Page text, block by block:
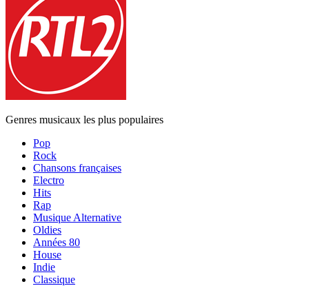
Genres musicaux les plus populaires
Pop
Rock
Chansons françaises
Electro
Hits
Rap
Musique Alternative
Oldies
Années 80
House
Indie
Classique